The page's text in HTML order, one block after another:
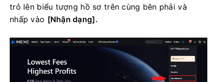
trỏ lên biểu tượng hồ sơ trên cùng bên phải và
nhấp vào [Nhận dạng].